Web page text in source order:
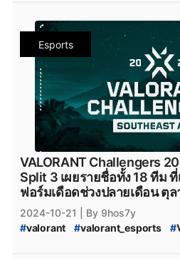
full_sense #FULLSENSE #
FULL_SENSE_foxz #
valorant_foxz MiTH mith
mith.valorant MiTH-kntz #
surf_valorant surf_valroant
Talon_Surf # talon_esports #
valorat_talon #
sscary_valorant # sscary #
BLEED_Esports # bleed_esport
# BleedEsports #
#VALORANT_Episode_9 #
#
#VALORANT_Split_3
#
#
Esports
VALORANT Challengers
Split 3 เผยรายชื่อทั้ง 18 ทีม
ฟอร์มเดือดช่วงปลายเดือน ตุ
2024-10-21
| By 9hos7y
#valorant #valorant_esports #